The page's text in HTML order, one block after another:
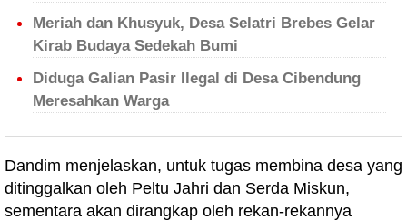
Meriah dan Khusyuk, Desa Selatri Brebes Gelar
Kirab Budaya Sedekah Bumi
Diduga Galian Pasir Ilegal di Desa Cibendung
Meresahkan Warga
Dandim menjelaskan, untuk tugas membina desa yang
ditinggalkan oleh Peltu Jahri dan Serda Miskun,
sementara akan dirangkap oleh rekan-rekannya